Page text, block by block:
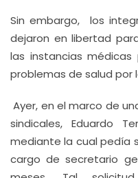
Sin embargo, los
dejaron en libertad
las instancias
problemas de salud por
Ayer, en el marco de
sindicales, Eduardo
mediante la cual pedía
cargo de secretario